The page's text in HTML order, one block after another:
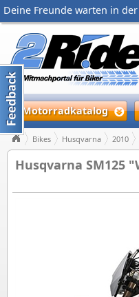
Deine Freunde warten in der
Motorradkatalog
Bikes Husqvarna 2010
Husqvarna SM125